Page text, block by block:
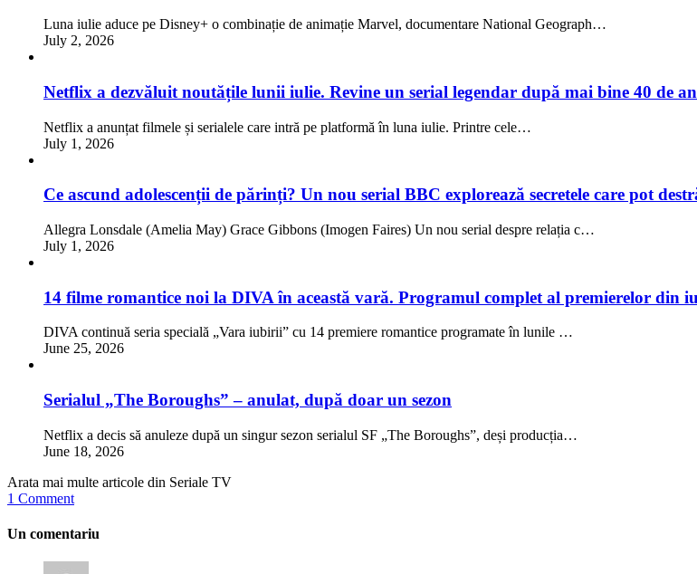
Luna iulie aduce pe Disney+ o combinație de animație Marvel, documentare National Geograph…
July 2, 2026
Netflix a dezvăluit noutățile lunii iulie. Revine un serial legendar după mai bine 40 de
Netflix a anunțat filmele și serialele care intră pe platformă în luna iulie. Printre cele…
July 1, 2026
Ce ascund adolescenții de părinți? Un nou serial BBC explorează secretele care pot
Allegra Lonsdale (Amelia May) Grace Gibbons (Imogen Faires) Un nou serial despre relația c…
July 1, 2026
14 filme romantice noi la DIVA în această vară. Programul complet al premierelor din
DIVA continuă seria specială „Vara iubirii” cu 14 premiere romantice programate în lunile …
June 25, 2026
Serialul „The Boroughs” – anulat, după doar un sezon
Netflix a decis să anuleze după un singur sezon serialul SF „The Boroughs”, deși producția…
June 18, 2026
Arata mai multe articole din Seriale TV
1 Comment
Un comentariu